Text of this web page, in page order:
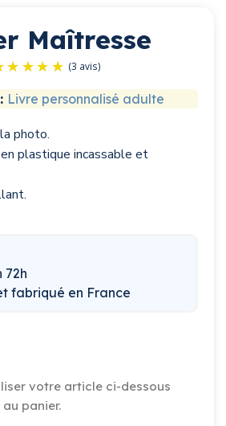
Maîtresse
Livre personnalisé adulte
photo.
plastique incassable et
72h
fabriqué en France
votre article ci-dessous
panier.